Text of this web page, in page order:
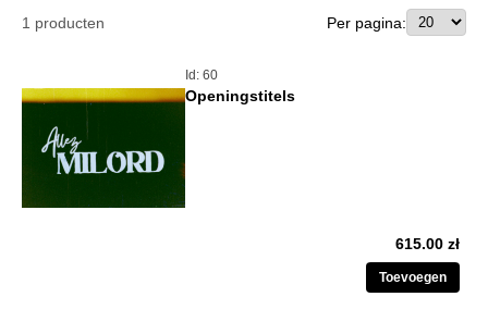
1 producten Per pagina:
Id: 60
Openingstitels
615.00 zł
Toevoegen